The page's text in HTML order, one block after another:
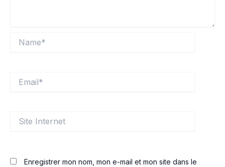
Internet
Enregistrer mon nom, mon e-mail et mon site dans le